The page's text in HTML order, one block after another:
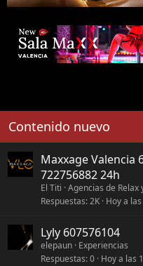
Contenido nuevo
Maxxage Valencia
722756882 24h
El Titi Agencias de Relax
Respuestas 2K Hoy a
Lyly 607576104
elepaun Experiencias
Respuestas 0 Hoy a las